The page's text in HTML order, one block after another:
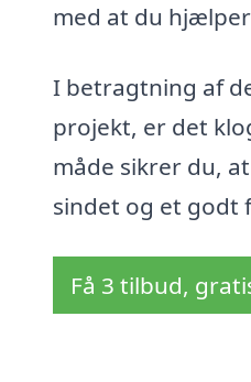
med at du
I betragtning af
projekt, er det
måde sikrer du,
sindet og et godt
Få 3 tilbud,